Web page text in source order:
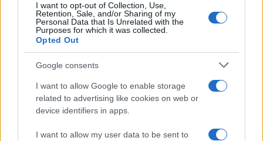
I want to opt-out of Collection, Use,
Retention, Sale, and/or Sharing of my
Personal Data that Is Unrelated with the
Purposes for which it was collected.
Opted Out
Google consents
I want to allow Google to enable storage
related to advertising like cookies on web or
device identifiers in apps.
I want to allow my user data to be sent to
Failed to fetch
Dravograd
Kategorije: Novice Novice